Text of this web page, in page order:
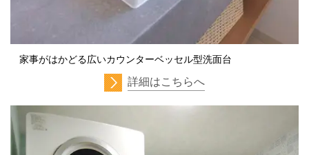
家事がはかどる広いカウンターベッセル型洗面台
詳細はこちらへ